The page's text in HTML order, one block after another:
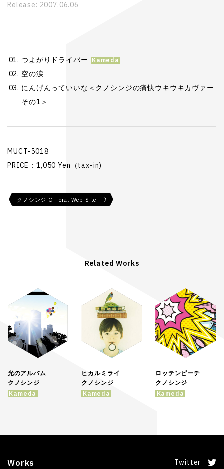
Release: 2007.06.06
つよがりドライバー
空の涙
にんげんっていいな＜クノシンジの痛快ウキウキカヴァー
その1＞
MUCT-5018
PRICE：1,050 Yen（tax-in)
クノシンジ Official Web Site
Related Works
光のアルバム
クノシンジ
Kameda
ヒカルミライ
クノシンジ
Kameda
ロッテンピーチ
クノシンジ
Kameda
Works Twitter